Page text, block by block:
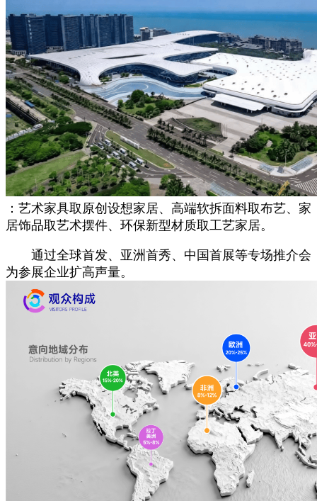
：艺术家具取原创设想家居、高端软拆面料取布艺、家
居饰品取艺术摆件、环保新型材质取工艺家居。
通过全球首发、亚洲首秀、中国首展等专场推介会
为参展企业扩高声量。